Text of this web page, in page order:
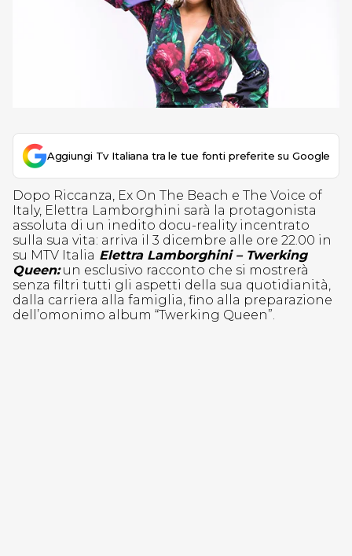
Aggiungi Tv Italiana tra le tue fonti preferite su Google
Dopo Riccanza, Ex On The Beach e The Voice of
Italy, Elettra Lamborghini sarà la protagonista
assoluta di un inedito docu-reality incentrato
sulla sua vita: arriva il 3 dicembre alle ore 22.00 in
su MTV Italia Elettra Lamborghini – Twerking
Queen:un esclusivo racconto che si mostrerà
senza filtri tutti gli aspetti della sua quotidianità,
dalla carriera alla famiglia, fino alla preparazione
dell’omonimo album “Twerking Queen”.